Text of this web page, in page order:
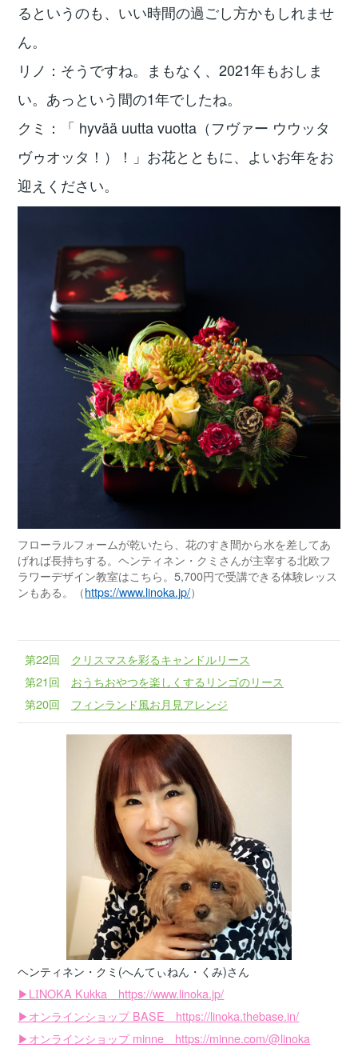
るというのも、いい時間の過ごし方かもしれませ
ん。
リノ：そうですね。まもなく、2021年もおしま
い。あっという間の1年でしたね。
クミ：「 hyvää uutta vuotta（フヴァー ウウッタ
ヴゥオッタ！）！」お花とともに、よいお年をお
迎えください。
フローラルフォームが乾いたら、花のすき間から水を差してあ
げれば長持ちする。ヘンティネン・クミさんが主宰する北欧フ
ラワーデザイン教室はこちら。5,700円で受講できる体験レッス
ンもある。（https://www.linoka.jp/）
第22回
クリスマスを彩るキャンドルリース
第21回
おうちおやつを楽しくするリンゴのリース
第20回
フィンランド風お月見アレンジ
ヘンティネン・クミ (へんてぃねん・くみ)さん
▶LINOKA Kukka https://www.linoka.jp/
▶オンラインショップ BASE https://linoka.thebase.in/
▶オンラインショップ minne https://minne.com/@linoka